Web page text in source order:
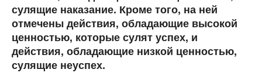
сулящие наказание. Кроме того, на ней
отмечены действия, обладающие высокой
ценностью, которые сулят успех, и
действия, обладающие низкой ценностью,
сулящие неуспех.